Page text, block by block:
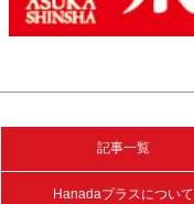
記事一覧
Hanadaプラスについて